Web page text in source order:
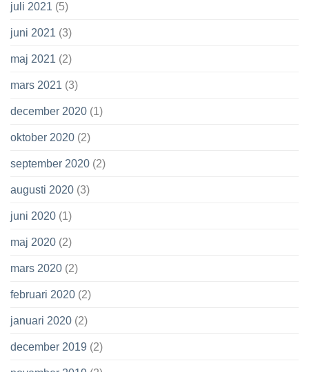
juli 2021 (5)
juni 2021 (3)
maj 2021 (2)
mars 2021 (3)
december 2020 (1)
oktober 2020 (2)
september 2020 (2)
augusti 2020 (3)
juni 2020 (1)
maj 2020 (2)
mars 2020 (2)
februari 2020 (2)
januari 2020 (2)
december 2019 (2)